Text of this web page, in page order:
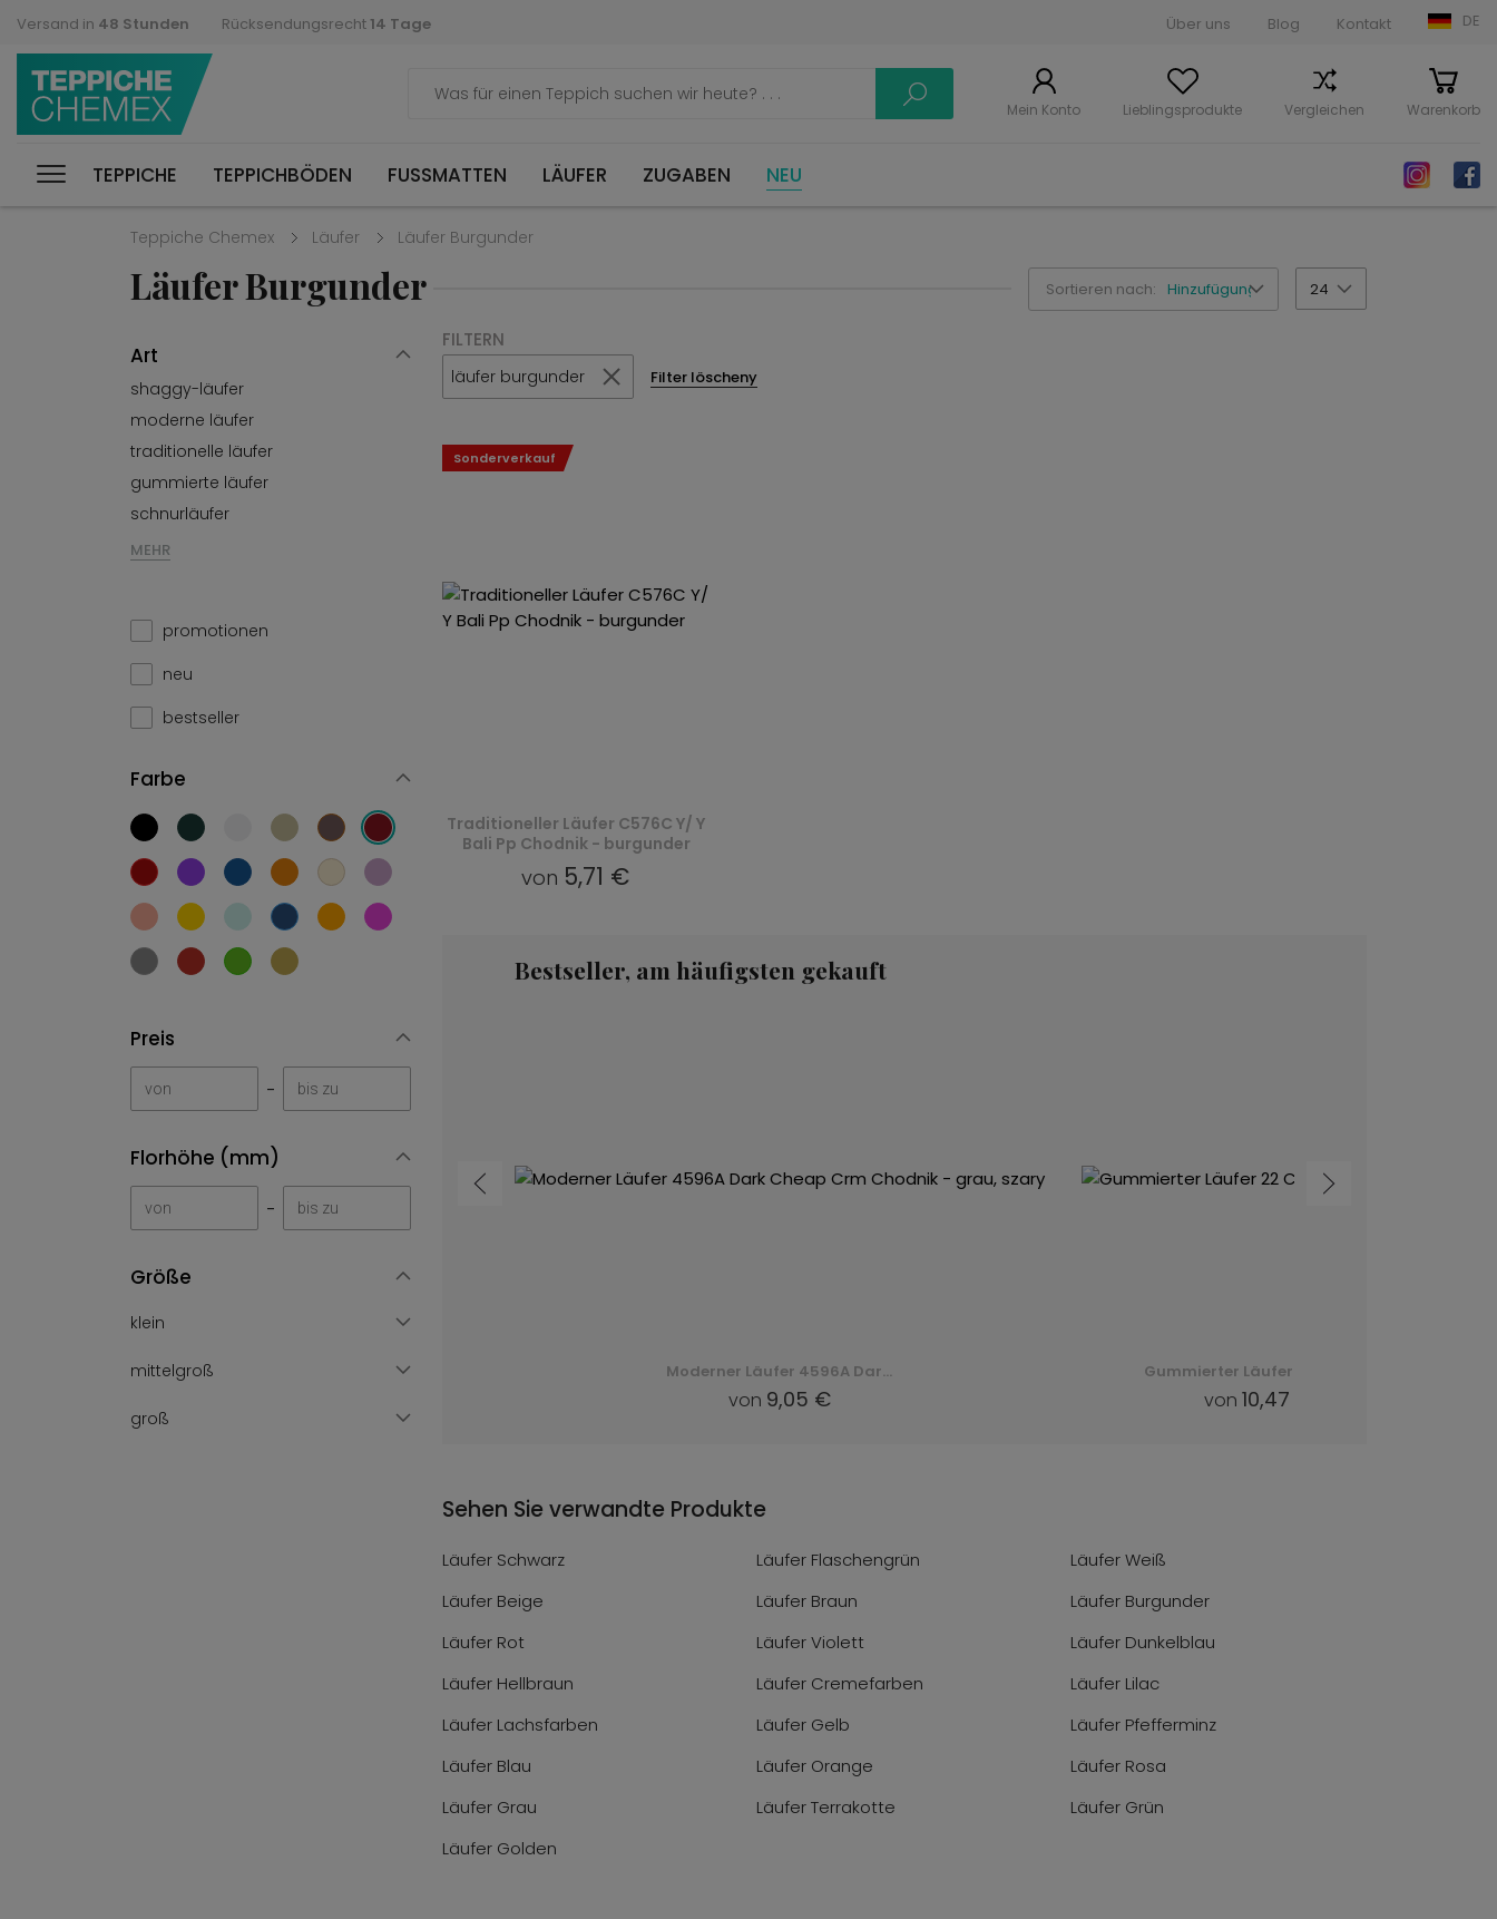
Versand in 48 Stunden Rücksendungsrecht 14 Tage Über uns Blog Kontakt DE
Mein Konto Lieblingsprodukte Vergleichen Warenkorb
TEPPICHE TEPPICHBÖDEN FUSSMATTEN LÄUFER ZUGABEN NEU
Teppiche Chemex Läufer Läufer Burgunder
Läufer Burgunder Sortieren nach: Hinzufügungsdatum24
Art
shaggy-läufer
moderne läufer
traditionelle läufer
gummierte läufer
schnurläufer
MEHR
promotionen
neu
bestseller
Farbe
Preis
-
Florhöhe (mm)
-
Größe
klein
mittelgroß
groß
FILTERN
läufer burgunder Filter löscheny
Traditioneller Läufer C576C Y/ Y
Bali Pp Chodnik - burgunder
von 5,71 €
Sonderverkauf
Bestseller, am häufigsten gekauft
Moderner Läufer 4596A Dark Cheap Crm Chodnik - grau, szary
von 9,05 € von 10,47 €
Sehen Sie verwandte Produkte
Läufer Schwarz Läufer Flaschengrün
Läufer Weiß
Läufer Beige
Läufer Braun
Läufer Burgunder
Läufer Rot
Läufer Violett
Läufer Dunkelblau
Läufer Hellbraun
Läufer Cremefarben
Läufer Lilac
Läufer Lachsfarben
Läufer Gelb
Läufer Pfefferminz
Läufer Blau
Läufer Orange
Läufer Rosa
Läufer Grau
Läufer Terrakotte
Läufer Grün
Läufer Golden